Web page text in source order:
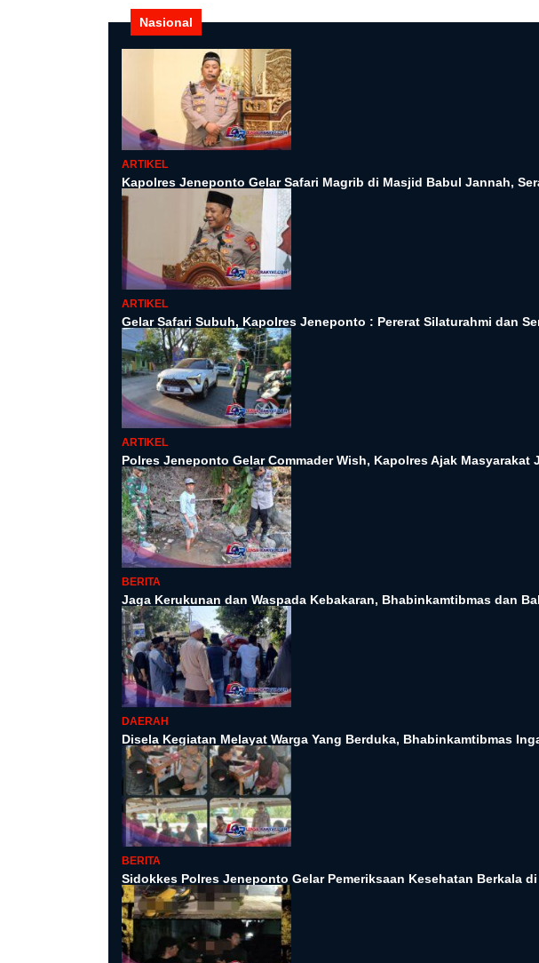
Nasional
ARTIKEL
Kapolres Jeneponto Gelar Safari Magrib di Masjid Babul Jannah,
ARTIKEL
Gelar Safari Subuh, Kapolres Jeneponto : Pererat Silaturahmi dan
ARTIKEL
Polres Jeneponto Gelar Commader Wish, Kapolres Ajak
BERITA
Jaga Kerukunan dan Waspada Kebakaran, Bhabinkamtibmas dan
DAERAH
Disela Kegiatan Melayat Warga Yang Berduka, Bhabinkamtibmas
BERITA
Sidokkes Polres Jeneponto Gelar Pemeriksaan Kesehatan Berkala